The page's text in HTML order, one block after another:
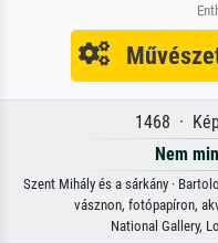
1468 ·
Nem
Szent Mihály és a sárkány ·
vásznon, fotópapíron,
National Gallery,